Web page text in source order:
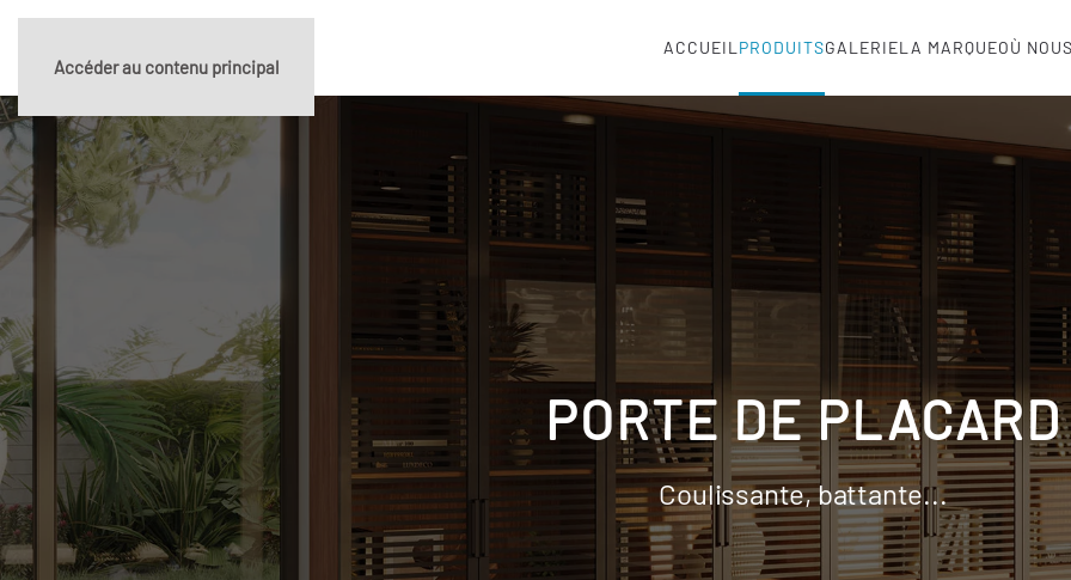
Accéder au contenu principal
ACCUEIL PRODUITSGALERIELA MARQUEOÙ
PORTE DE PLACARD
Coulissante, battante...